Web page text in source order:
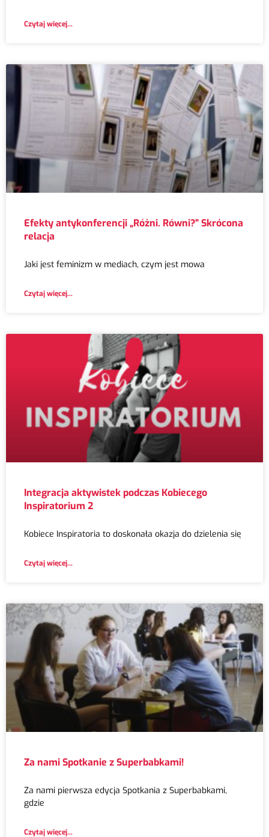
Czytaj więcej...
Efekty antykonferencji „Różni. Równi?” Skrócona
relacja
Jaki jest feminizm w mediach, czym jest mowa
Czytaj więcej...
Integracja aktywistek podczas Kobiecego
Inspiratorium 2
Kobiece Inspiratoria to doskonała okazja do dzielenia się
Czytaj więcej...
Za nami Spotkanie z Superbabkami!
Za nami pierwsza edycja Spotkania z Superbabkami,
gdzie
Czytaj więcej...